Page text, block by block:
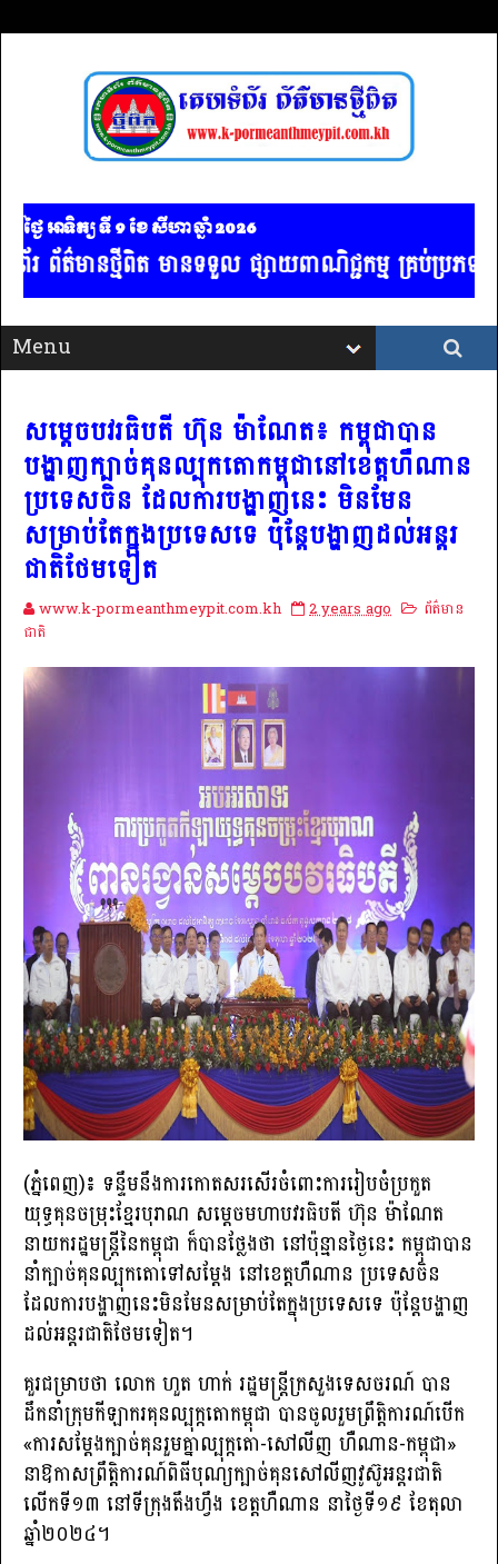
ថ្ងៃ អាទិត្យ ទី 9​ ខែ សីហា ឆ្នាំ 2026
មានទទួល ផ្សាយពាណិជ្ជកម្ម គ្រប់ប្រភទ / ចាងហ្វាង
សម្តេចបវរធិបតី ហ៊ុន ម៉ាណែត៖ កម្ពុជាបាន
បង្ហាញក្បាច់គុនល្បុកតោកម្ពុជានៅខេត្តហឺណាន
ប្រទេសចិន ដែលការបង្ហាញនេះ មិនមែន
សម្រាប់តែក្នុងប្រទេសទេ ប៉ុន្តែបង្ហាញដល់អន្តរ
ជាតិថែមទៀត
www.k-pormeanthmeypit.com.kh 2 years ago
ព័ត៌មាន
ជាតិ
(ភ្នំពេញ)៖ ទន្ទឹមនឹងការកោតសរសើរចំពោះការរៀបចំប្រកួត
យុទ្ធគុនចម្រុះខ្មែរបុរាណ សម្ដេចមហាបវរធិបតី ហ៊ុន ម៉ាណែត
នាយករដ្ឋមន្ត្រីនៃកម្ពុជា ក៏បានថ្លែងថា នៅប៉ុន្មានថ្ងៃនេះ កម្ពុជាបាន
នាំក្បាច់គុនល្បុកតោទៅសម្ដែង នៅខេត្តហឺណាន ប្រទេសចិន
ដែលការបង្ហាញនេះមិនមែនសម្រាប់តែក្នុងប្រទេសទេ ប៉ុន្តែបង្ហាញ
ដល់អន្តរជាតិថែមទៀត។
គួរជម្រាបថា លោក ហួត ហាក់ រដ្ឋមន្ត្រីក្រសួងទេសចរណ៍ បាន
ដឹកនាំក្រុមកីឡាករគុនល្បុក្កតោកម្ពុជា បានចូលរួមព្រឹត្តិការណ៍បើក
«ការសម្តែងក្បាច់គុនរួមគ្នាល្បុក្កតោ-សៅលីញ ហឺណាន-កម្ពុជា»
នាឱកាសព្រឹត្តិការណ៍ពិធីបុណ្យក្បាច់គុនសៅលីញវូស៊ូអន្តរជាតិ
លើកទី១៣ នៅទីក្រុងតឹងហ្វឹង ខេត្តហឺណាន នាថ្ងៃទី១៩ ខែតុលា
ឆ្នាំ២០២៤។